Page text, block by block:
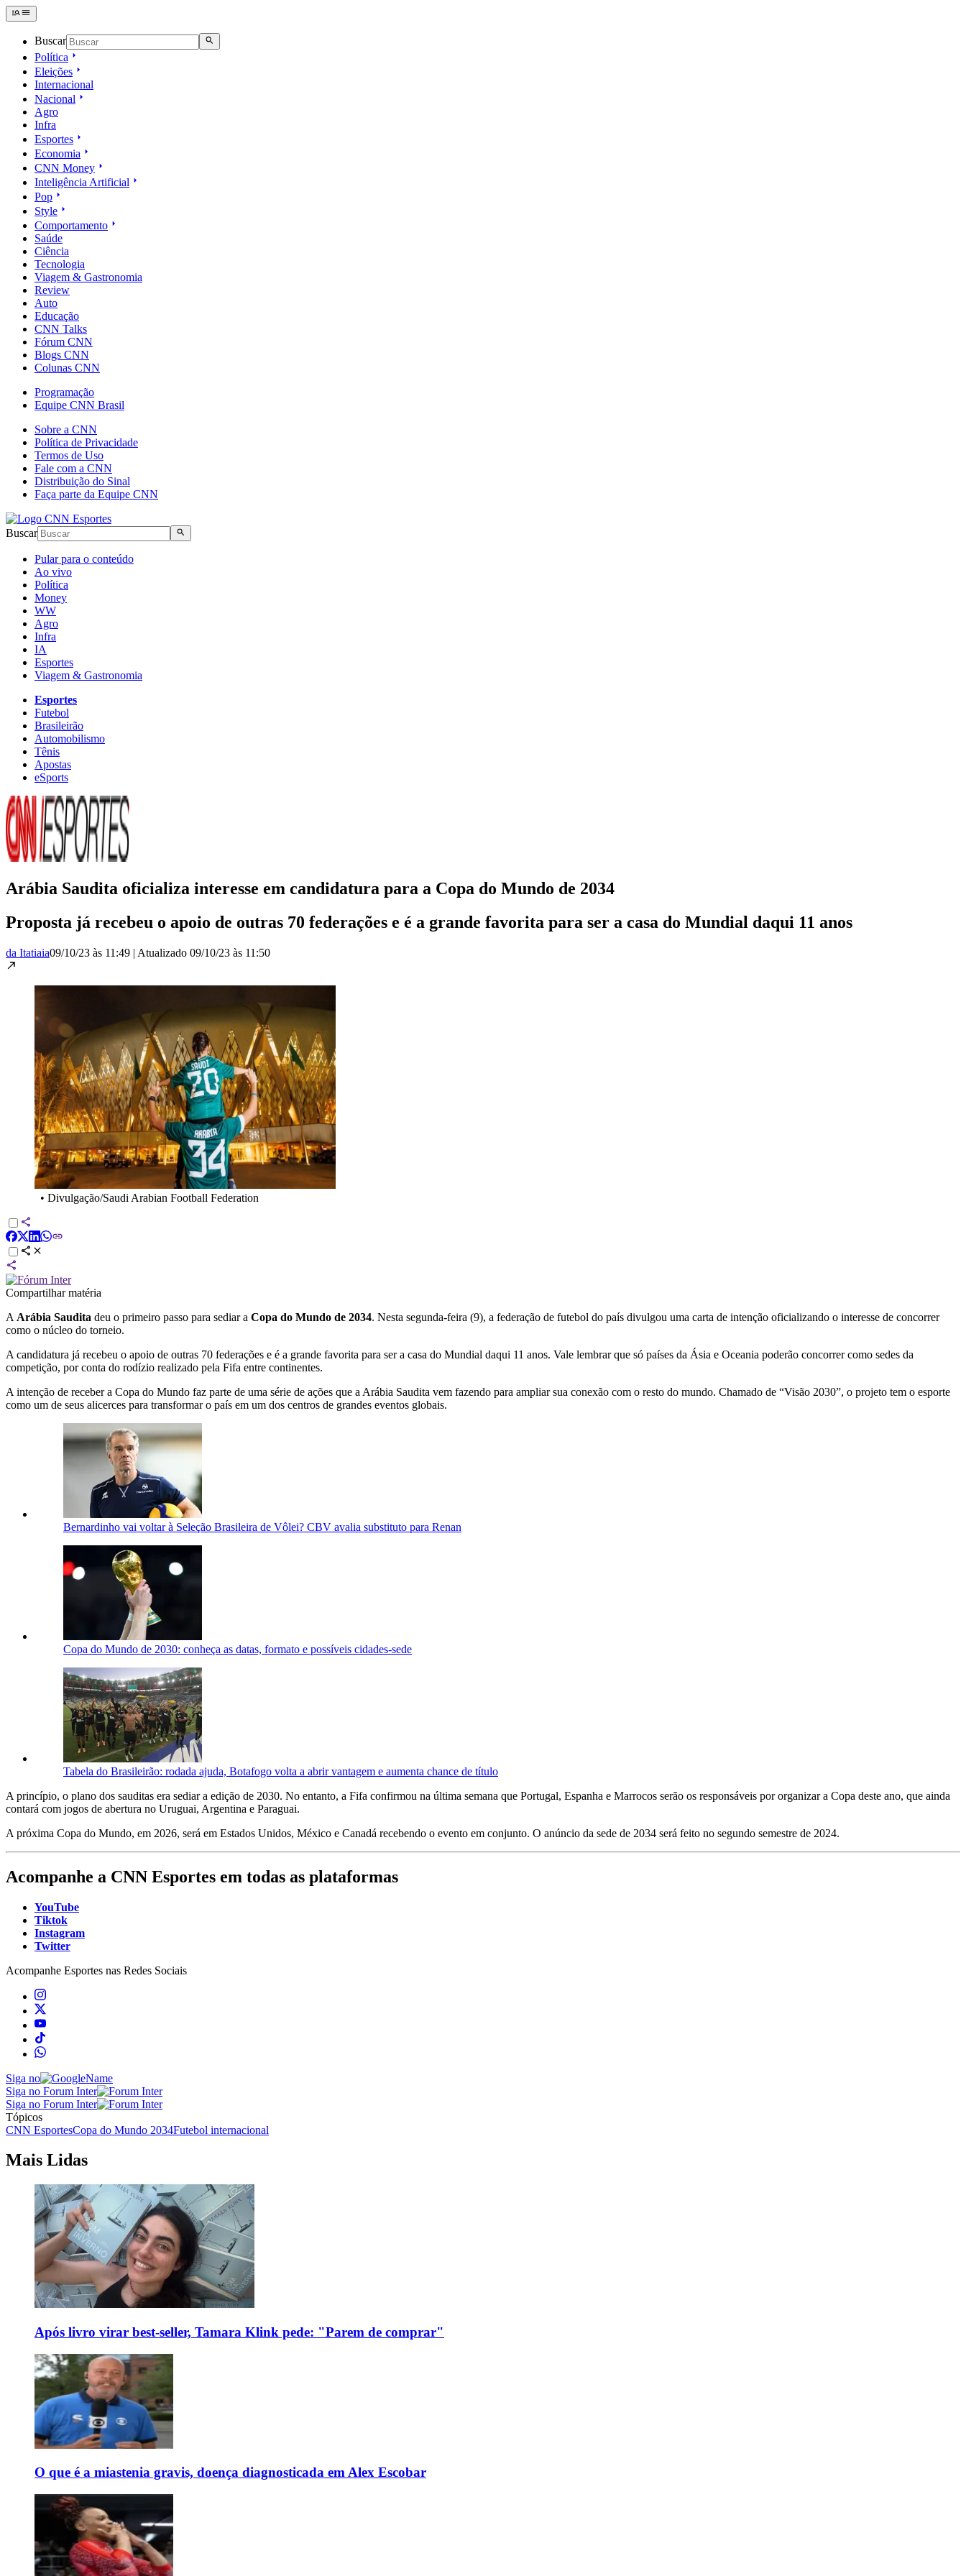
Buscar
Política
Eleições
Internacional
Nacional
Agro
Infra
Esportes
Economia
CNN Money
Inteligência Artificial
Pop
Style
Comportamento
Saúde
Ciência
Tecnologia
Viagem & Gastronomia
Review
Auto
Educação
CNN Talks
Fórum CNN
Blogs CNN
Colunas CNN
Programação
Equipe CNN Brasil
Sobre a CNN
Política de Privacidade
Termos de Uso
Fale com a CNN
Distribuição do Sinal
Faça parte da Equipe CNN
Buscar
Pular para o conteúdo
Ao vivo
Política
Money
WW
Agro
Infra
IA
Esportes
Viagem & Gastronomia
Esportes
Futebol
Brasileirão
Automobilismo
Tênis
Apostas
eSports
Arábia Saudita oficializa interesse em candidatura para a Copa do Mundo de 2034
Proposta já recebeu o apoio de outras 70 federações e é a grande favorita para ser a casa do Mundial daqui 11 anos
da Itatiaia09/10/23 às 11:49 | Atualizado 09/10/23 às 11:50
• Divulgação/Saudi Arabian Football Federation
Compartilhar matéria
A Arábia Saudita deu o primeiro passo para sediar a Copa do Mundo de 2034. Nesta segunda-feira (9), a federação de futebol do país divulgou uma carta de intenção oficializando o interesse de concorrer
como o núcleo do torneio.
A candidatura já recebeu o apoio de outras 70 federações e é a grande favorita para ser a casa do Mundial daqui 11 anos. Vale lembrar que só países da Ásia e Oceania poderão concorrer como sedes da
competição, por conta do rodízio realizado pela Fifa entre continentes.
A intenção de receber a Copa do Mundo faz parte de uma série de ações que a Arábia Saudita vem fazendo para ampliar sua conexão com o resto do mundo. Chamado de “Visão 2030”, o projeto tem o esporte
como um de seus alicerces para transformar o país em um dos centros de grandes eventos globais.
Bernardinho vai voltar à Seleção Brasileira de Vôlei? CBV avalia substituto para Renan
Copa do Mundo de 2030: conheça as datas, formato e possíveis cidades-sede
Tabela do Brasileirão: rodada ajuda, Botafogo volta a abrir vantagem e aumenta chance de título
A princípio, o plano dos sauditas era sediar a edição de 2030. No entanto, a Fifa confirmou na última semana que Portugal, Espanha e Marrocos serão os responsáveis por organizar a Copa deste ano, que ainda
contará com jogos de abertura no Uruguai, Argentina e Paraguai.
A próxima Copa do Mundo, em 2026, será em Estados Unidos, México e Canadá recebendo o evento em conjunto. O anúncio da sede de 2034 será feito no segundo semestre de 2024.
Acompanhe a CNN Esportes em todas as plataformas
YouTube
Tiktok
Instagram
Twitter
Acompanhe Esportes nas Redes Sociais
Siga no
Siga no Forum Inter
Siga no Forum Inter
Tópicos
CNN EsportesCopa do Mundo 2034Futebol internacional
Mais Lidas
Após livro virar best-seller, Tamara Klink pede: "Parem de comprar"
O que é a miastenia gravis, doença diagnosticada em Alex Escobar